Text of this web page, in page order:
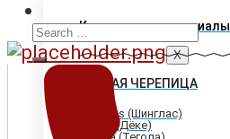
X
Кровельные материалы
ГИБКАЯ ЧЕРЕПИЦА
Shinglas (Шинглас)
Döcke (Дёке)
Tegola (Тегола)
Search
for: